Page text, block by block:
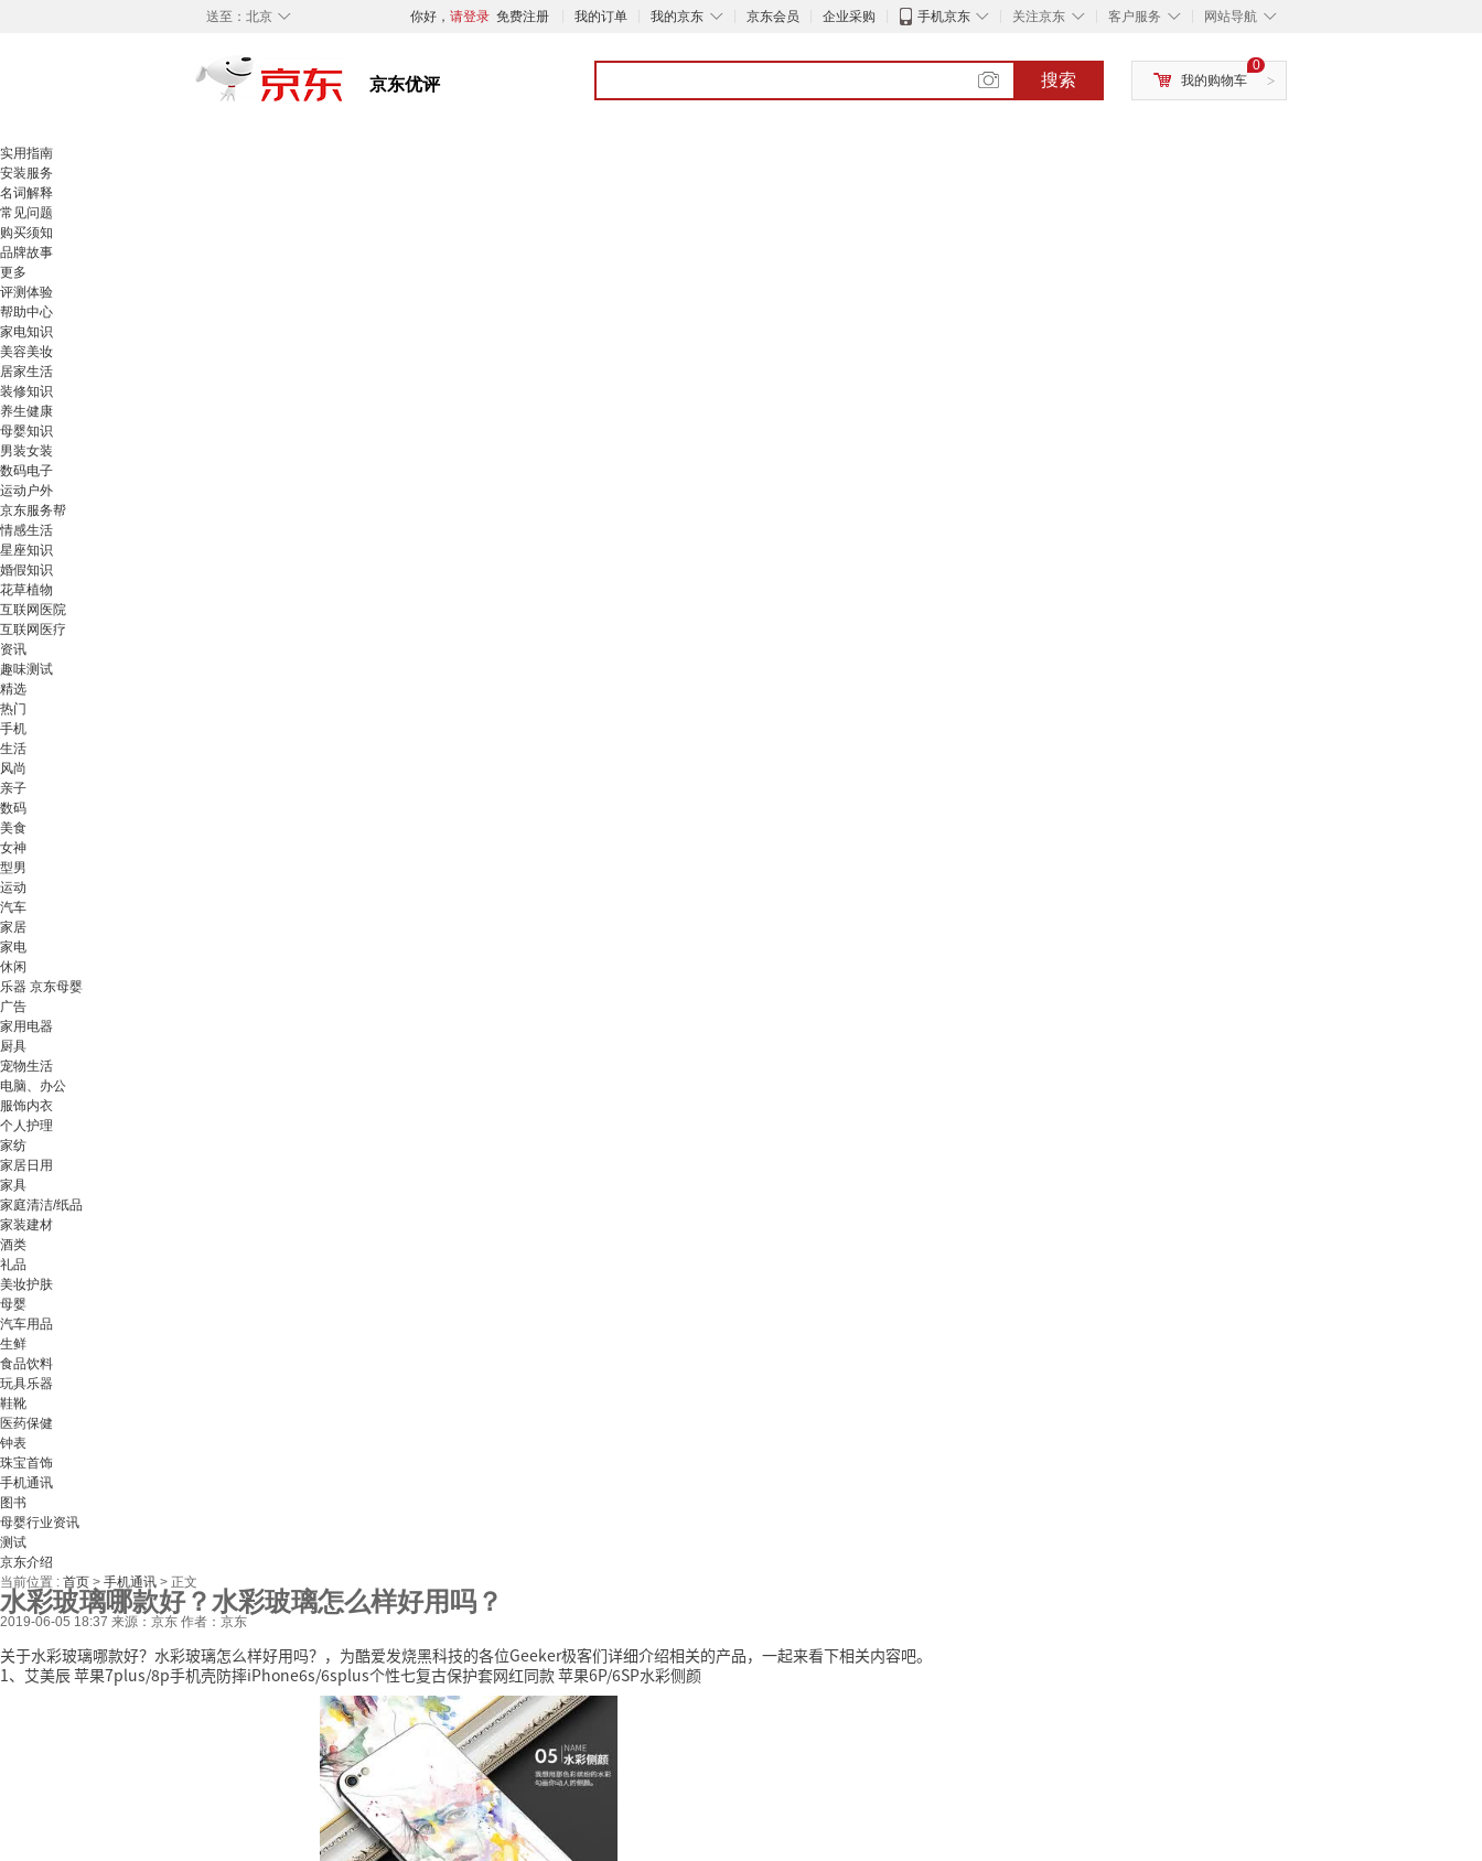
◇
送至： 北京 你好， 请登录 免费注册 我的订单 ◇
我的京东 京东会员 企业采购 ◇
手机京东 ◇
关注京东 ◇
客户服务 ◇
网站导航
搜索 >
0
我的购物车
实用指南
安装服务
名词解释
常见问题
购买须知
品牌故事
更多
评测体验
帮助中心
家电知识
美容美妆
居家生活
装修知识
养生健康
母婴知识
男装女装
数码电子
运动户外
京东服务帮
情感生活
星座知识
婚假知识
花草植物
互联网医院
互联网医疗
资讯
趣味测试
精选
热门
手机
生活
风尚
亲子
数码
美食
女神
型男
运动
汽车
家居
家电
休闲
乐器 京东母婴
广告
家用电器
厨具
宠物生活
电脑、办公
服饰内衣
个人护理
家纺
家居日用
家具
家庭清洁/纸品
家装建材
酒类
礼品
美妆护肤
母婴
汽车用品
生鲜
食品饮料
玩具乐器
鞋靴
医药保健
钟表
珠宝首饰
手机通讯
图书
母婴行业资讯
测试
京东介绍
当前位置 : 首页 > 手机通讯 > 正文
水彩玻璃哪款好？水彩玻璃怎么样好用吗？
2019-06-05 18:37 来源：京东 作者：京东
关于水彩玻璃哪款好？水彩玻璃怎么样好用吗？，为酷爱发烧黑科技的各位Geeker极客们详细介绍相关的产品，一起来看下相关内容吧。
1、艾美辰 苹果7plus/8p手机壳防摔iPhone6s/6splus个性七复古保护套网红同款 苹果6P/6SP水彩侧颜